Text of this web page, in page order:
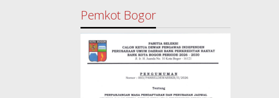
Pemkot Bogor